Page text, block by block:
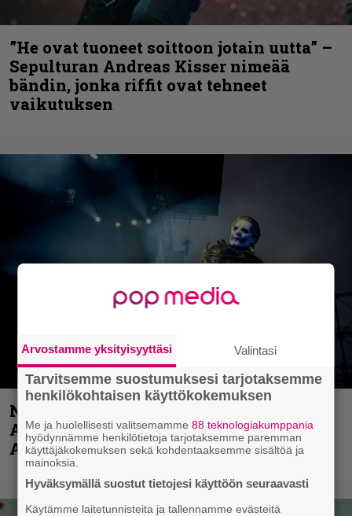
”He ovat tuoneet soittoon jotain uutta” –
Sepulturan Andreas Kisser nimeää
bändin, jonka riffit ovat tehneet
vaikutuksen
Näin lähtee Ghostin Tobias Forgelta
Accept – menossa mukana myös
Anthrax- ja Korn-miehistöä
Arvostamme yksityisyyttäsi Valintasi
Tarvitsemme suostumuksesi tarjotaksemme
henkilökohtaisen käyttökokemuksen
Me ja huolellisesti valitsemamme88 teknologiakumppania
hyödynnämme henkilötietoja tarjotaksemme paremman
käyttäjäkokemuksen sekä kohdentaaksemme sisältöä ja
mainoksia.
Hyväksymällä suostut tietojesi käyttöön seuraavasti
Käytämme laitetunnisteita ja tallennamme evästeitä